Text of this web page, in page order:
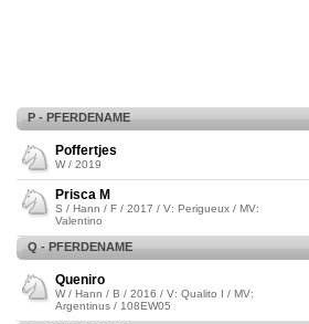
P - PFERDENAME
Poffertjes
W / 2019
Prisca M
S / Hann / F / 2017 / V: Perigueux / MV:
Valentino
Q - PFERDENAME
Queniro
W / Hann / B / 2016 / V: Qualito I / MV:
Argentinus / 108EW05